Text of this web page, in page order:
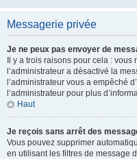
Messagerie privée
Je ne peux pas envoyer de
Il y a trois raisons pour cela :
l’administrateur a désactivé la
l’administrateur vous a empêché
l’administrateur pour plus
Haut
Je reçois sans arrêt des
Vous pouvez supprimer
en utilisant les filtres de message